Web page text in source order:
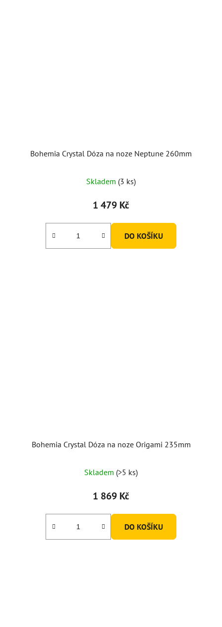
Bohemia Crystal Dóza na noze Neptune 260mm
Skladem (3 ks)
1 479 Kč
DO KOŠÍKU
Bohemia Crystal Dóza na noze Origami 235mm
Skladem (>5 ks)
1 869 Kč
DO KOŠÍKU